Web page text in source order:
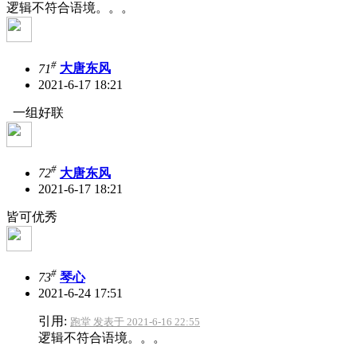
逻辑不符合语境。。。
71# 大唐东风
2021-6-17 18:21
一组好联
72# 大唐东风
2021-6-17 18:21
皆可优秀
73# 琴心
2021-6-24 17:51
引用: 跑堂 发表于 2021-6-16 22:55
逻辑不符合语境。。。